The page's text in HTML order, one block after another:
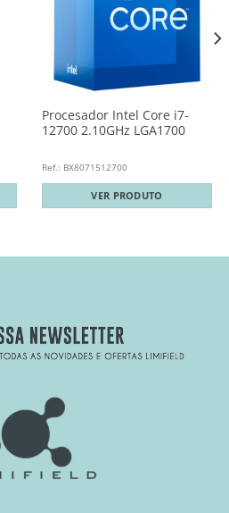
Procesador Intel Core i7-
12700 2.10GHz LGA1700
Ref.: BX8071512700
VER PRODUTO